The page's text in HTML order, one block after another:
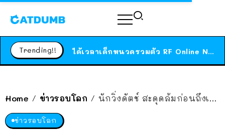
Trending!! ได้เวลาเด็กหนวดรวมตัว RF Online Next เปิดให้เล่นแล้ว เกม Sci-Fi MMORPG ระดับตำนาน เล่นได้ทั้งมือถือและ PC
Home / ข่าวรอบโลก / นักวิ่งดัตช์ สะดุดล้มก่อนถึงเส้นชัย 350 เมตร ลุกขึ้นมา กดเต็มสปีดแซงสิบคน เข้าที่ 1 !!
ข่าวรอบโลก